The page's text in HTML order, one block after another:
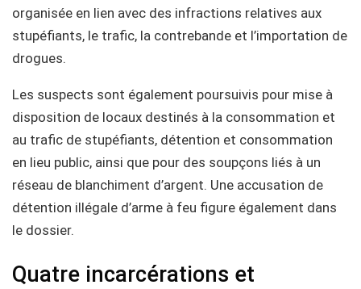
organisée en lien avec des infractions relatives aux
stupéfiants, le trafic, la contrebande et l’importation de
drogues.
Les suspects sont également poursuivis pour mise à
disposition de locaux destinés à la consommation et
au trafic de stupéfiants, détention et consommation
en lieu public, ainsi que pour des soupçons liés à un
réseau de blanchiment d’argent. Une accusation de
détention illégale d’arme à feu figure également dans
le dossier.
Quatre incarcérations et